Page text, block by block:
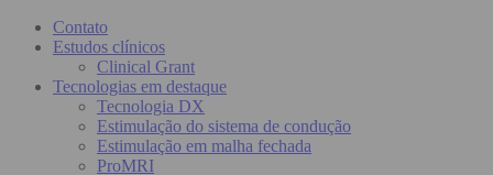
Contato
Estudos clínicos
Clinical Grant
Tecnologias em destaque
Tecnologia DX
Estimulação do sistema de condução
Estimulação em malha fechada
ProMRI